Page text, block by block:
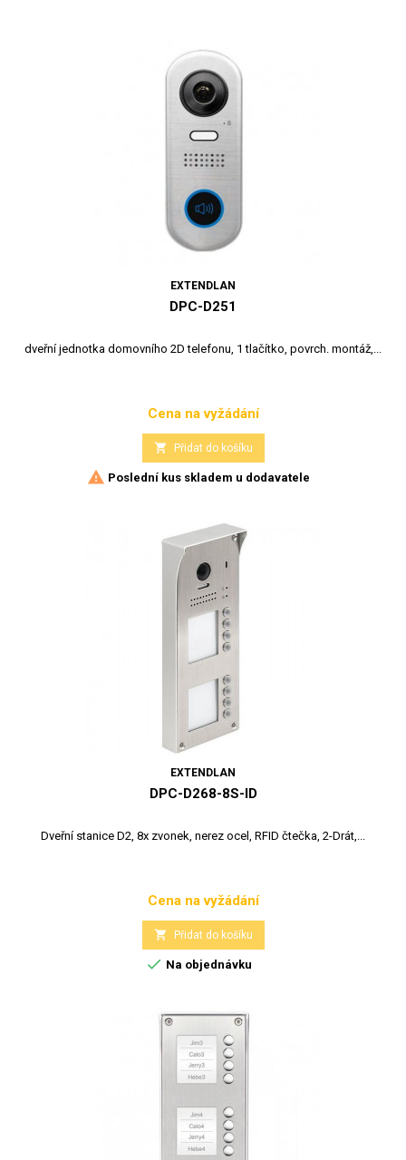
EXTENDLAN
DPC-D251
dveřní jednotka domovního 2D telefonu, 1 tlačítko, povrch. montáž,...
Cena
Cena na vyžádání
 Přidat do košíku
 Poslední kus skladem u dodavatele
EXTENDLAN
DPC-D268-8S-ID
Dveřní stanice D2, 8x zvonek, nerez ocel, RFID čtečka, 2-Drát,...
Cena
Cena na vyžádání
 Přidat do košíku
 Na objednávku